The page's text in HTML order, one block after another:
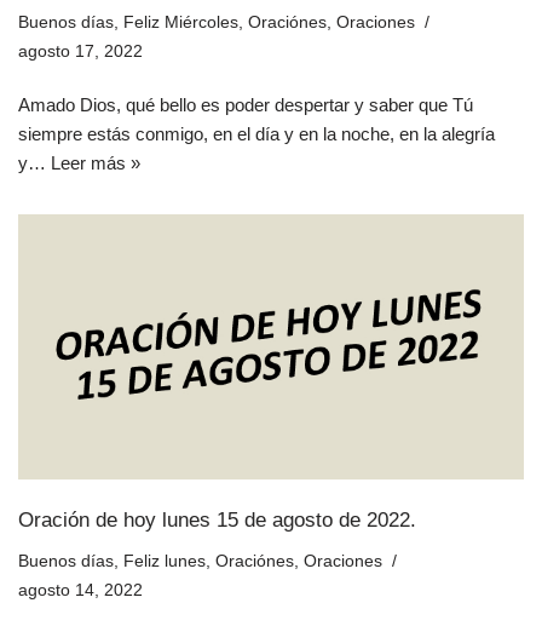
Buenos días Feliz Miércoles Oraciónes Oraciones
agosto 17, 2022
Amado Dios, qué bello es poder despertar y saber que Tú
siempre estás conmigo, en el día y en la noche, en la alegría
y… Leer más »
Oración de hoy lunes 15 de agosto de 2022.
Buenos días Feliz lunes Oraciónes Oraciones
agosto 14, 2022